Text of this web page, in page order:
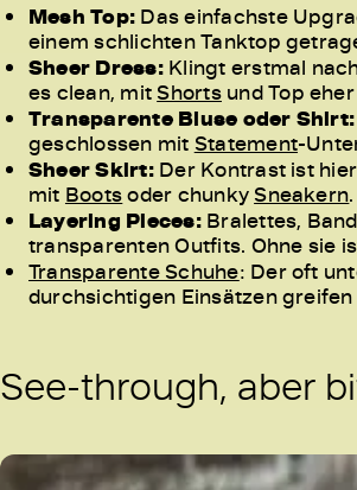
Mesh Top: Das einfachste
einem schlichten Tanktop
Sheer Dress:Klingt erstmal
es clean, mit Shortsund Top
Transparente Bluse oder Shirt:
geschlossen mit Statement-
Sheer Skirt:Der Kontrast ist
mit Bootsoder chunky Sneakern.
Layering Pieces:Bralettes,
transparenten Outfits. Ohne sie
Transparente Schuhe: Der oft
durchsichtigen Einsätzen
See-through, aber